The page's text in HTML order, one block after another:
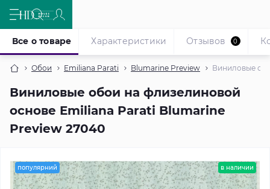
Обои Emiliana Parati Blumarine Preview Виниловые
Виниловые обои на флизелиновой
основе Emiliana Parati Blumarine
Preview 27040
Все о товаре Характеристики Отзывов 0
популярний в наличии